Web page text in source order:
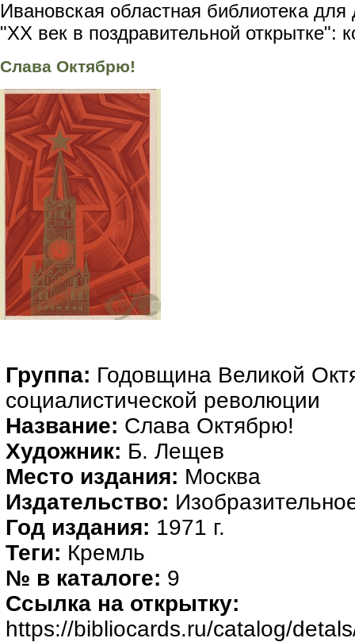
Ивановская областная библиотека
"XX век в поздравительной открытке":
Слава Октябрю!
Группа: Годовщина Великой
социалистической революции
Название: Слава Октябрю!
Художник: Б. Лещев
Место издания: Москва
Издательство:
Год издания: 1971 г.
Теги: Кремль
№ в каталоге: 9
Ссылка на открытку:
https://bibliocards.ru/catalog/